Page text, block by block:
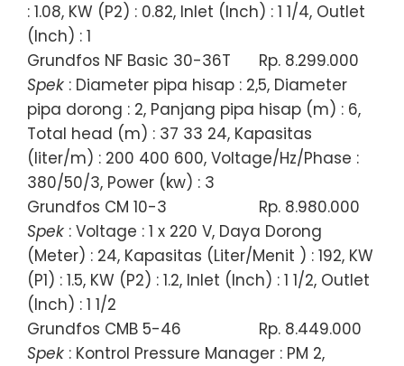
: 1.08, KW (P2) : 0.82, Inlet (Inch) : 1 1/4, Outlet
(Inch) : 1
Grundfos NF Basic 30-36T
Rp. 8.299.000
Spek : Diameter pipa hisap : 2,5, Diameter
pipa dorong : 2, Panjang pipa hisap (m) : 6,
Total head (m) : 37 33 24, Kapasitas
(liter/m) : 200 400 600, Voltage/Hz/Phase :
380/50/3, Power (kw) : 3
Grundfos CM 10-3
Rp. 8.980.000
Spek : Voltage : 1 x 220 V, Daya Dorong
(Meter) : 24, Kapasitas (Liter/Menit ) : 192, KW
(P1) : 1.5, KW (P2) : 1.2, Inlet (Inch) : 1 1/2, Outlet
(Inch) : 1 1/2
Grundfos CMB 5-46
Rp. 8.449.000
Spek : Kontrol Pressure Manager : PM 2,